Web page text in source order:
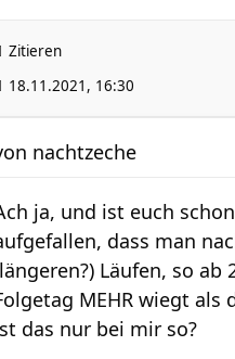
Zitieren
18.11.2021, 16:30
nachtzeche
ja, und ist euch
dass man
Läufen, so ab
MEHR wiegt als
das nur bei mir so?